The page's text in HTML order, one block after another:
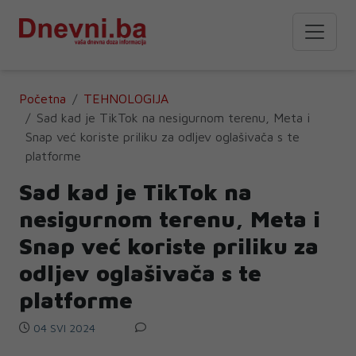
Početna
TEHNOLOGIJA
Sad kad je TikTok na nesigurnom terenu, Meta i
Snap već koriste priliku za odljev oglašivača s te
platforme
Sad kad je TikTok na
nesigurnom terenu, Meta i
Snap već koriste priliku za
odljev oglašivača s te
platforme
04 SVI 2024